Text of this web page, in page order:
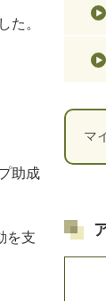
た。
助成
を支